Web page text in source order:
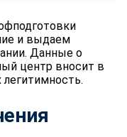
и выдаем
Данные о
центр вносит в